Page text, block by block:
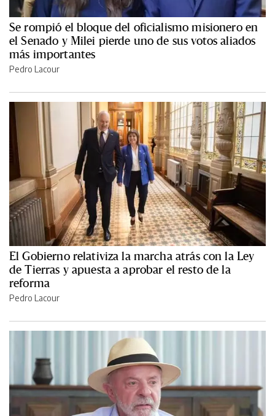
Se rompió el bloque del oficialismo misionero en
el Senado y Milei pierde uno de sus votos aliados
más importantes
Pedro Lacour
El Gobierno relativiza la marcha atrás con la Ley
de Tierras y apuesta a aprobar el resto de la
reforma
Pedro Lacour